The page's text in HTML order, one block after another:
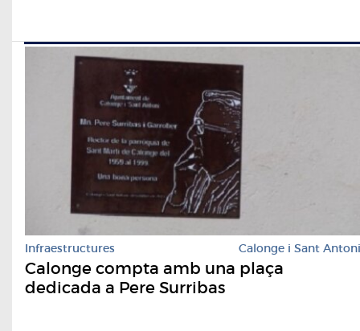
Infraestructures Calonge i Sant Antoni
Calonge compta amb una plaça
dedicada a Pere Surribas